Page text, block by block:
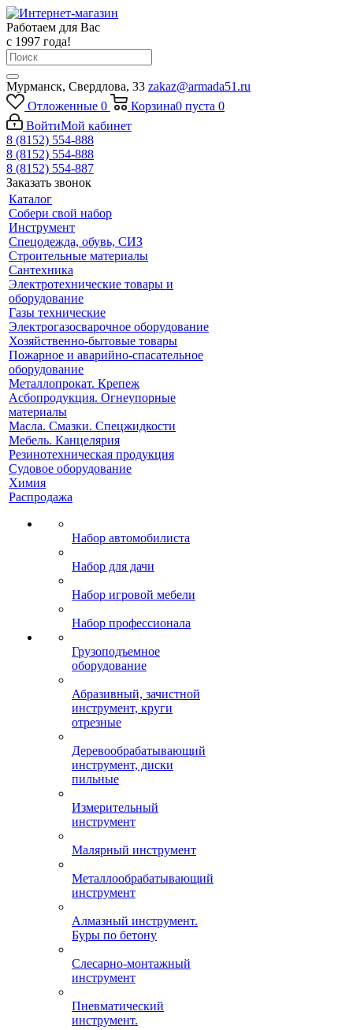
Работаем для Вас
с 1997 года!
Мурманск, Свердлова, 33 zakaz@armada51.ru
Отложенные 0 Корзина0 пуста 0
ВойтиМой кабинет
8 (8152) 554-888
8 (8152) 554-888
8 (8152) 554-887
Заказать звонок
Каталог
Собери свой набор
Инструмент
Спецодежда, обувь, СИЗ
Строительные материалы
Сантехника
Электротехнические товары и
оборудование
Газы технические
Электрогазосварочное оборудование
Хозяйственно-бытовые товары
Пожарное и аварийно-спасательное
оборудование
Металлопрокат. Крепеж
Асбопродукция. Огнеупорные
материалы
Масла. Смазки. Спецжидкости
Мебель. Канцелярия
Резинотехническая продукция
Судовое оборудование
Химия
Распродажа
Набор автомобилиста
Набор для дачи
Набор игровой мебели
Набор профессионала
Грузоподъемное
оборудование
Абразивный, зачистной
инструмент, круги
отрезные
Деревообрабатывающий
инструмент, диски
пильные
Измерительный
инструмент
Малярный инструмент
Металлообрабатывающий
инструмент
Алмазный инструмент.
Буры по бетону
Слесарно-монтажный
инструмент
Пневматический
инструмент.